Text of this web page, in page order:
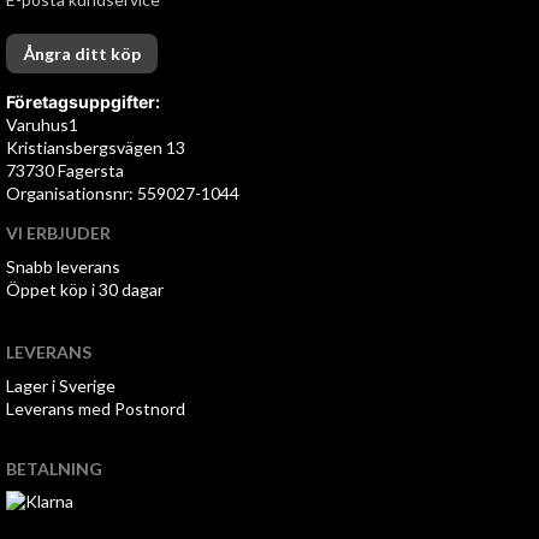
Ångra ditt köp
Företagsuppgifter:
Varuhus1
Kristiansbergsvägen 13
73730 Fagersta
Organisationsnr: 559027-1044
VI ERBJUDER
Snabb leverans
Öppet köp i 30 dagar
LEVERANS
Lager i Sverige
Leverans med Postnord
BETALNING